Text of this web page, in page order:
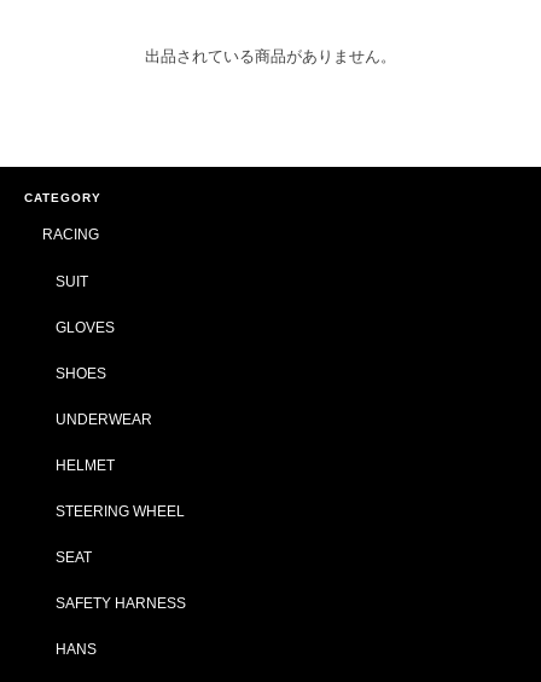
出品されている商品がありません。
CATEGORY
RACING
SUIT
GLOVES
SHOES
UNDERWEAR
HELMET
STEERING WHEEL
SEAT
SAFETY HARNESS
HANS